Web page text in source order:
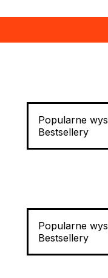
Popularne
Bestsellery
Popularne
Bestsellery